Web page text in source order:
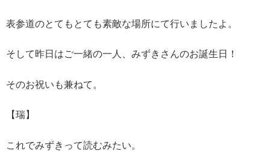
表参道のとてもとても素敵な場所にて行いましたよ。
そして昨日はご一緒の一人、みずきさんのお誕生日！
そのお祝いも兼ねて。
【瑞】
これでみずきって読むみたい。